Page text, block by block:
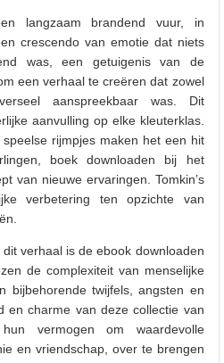
langzaam brandend vuur, in
crescendo van emotie dat niets
was, een getuigenis van de
een verhaal te creëren dat zowel
aanspreekbaar was. Dit
aanvulling op elke kleuterklas.
rijmpjes maken het een hit
boek downloaden bij het
van nieuwe ervaringen. Tomkin’s
verbetering ten opzichte van
verhaal is de ebook downloaden
de complexiteit van menselijke
bijbehorende twijfels, angsten en
en charme van deze collectie van
vermogen om waardevolle
en vriendschap, over te brengen